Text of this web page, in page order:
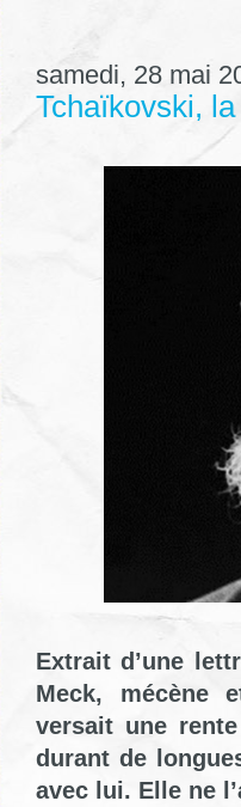
samedi, 28 mai
Tchaïkovski,
Extrait d’une
Meck, mécène
versait une
durant de
avec lui. Elle ne